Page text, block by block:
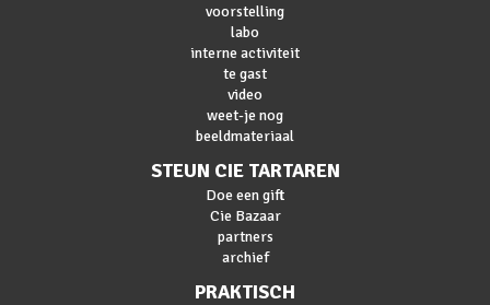
voorstelling
labo
interne activiteit
te gast
video
weet-je nog
beeldmateriaal
STEUN CIE TARTAREN
Doe een gift
Cie Bazaar
partners
archief
PRAKTISCH